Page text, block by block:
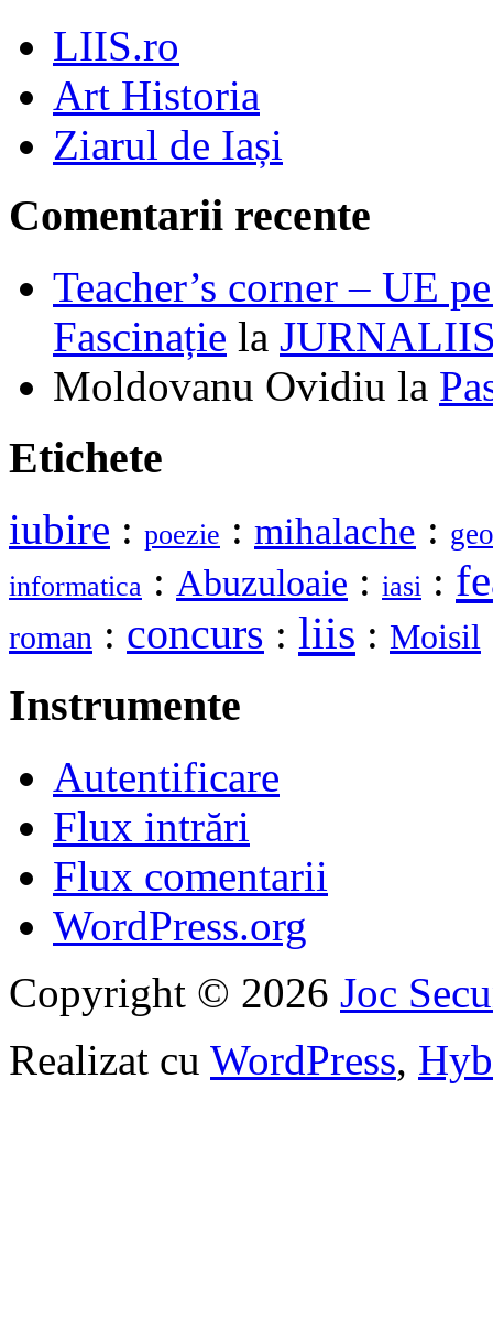
LIIS.ro
Art Historia
Ziarul de Iași
Comentarii recente
Teacher’s corner – UE
Fascinație la
Moldovanu Ovidiu la
Etichete
iubire : poezie : mihalache :
informatica : Abuzuloaie : iasi :
roman : concurs : liis : Moisil
Instrumente
Autentificare
Flux intrări
Flux comentarii
WordPress.org
Copyright © 2026 Joc
Realizat cu WordPress,